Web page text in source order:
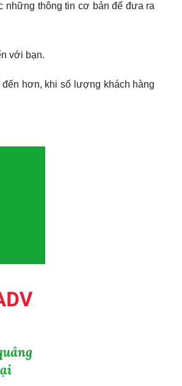
những thông tin cơ bản để đưa ra
với bạn.
hơn, khi số lượng khách hàng